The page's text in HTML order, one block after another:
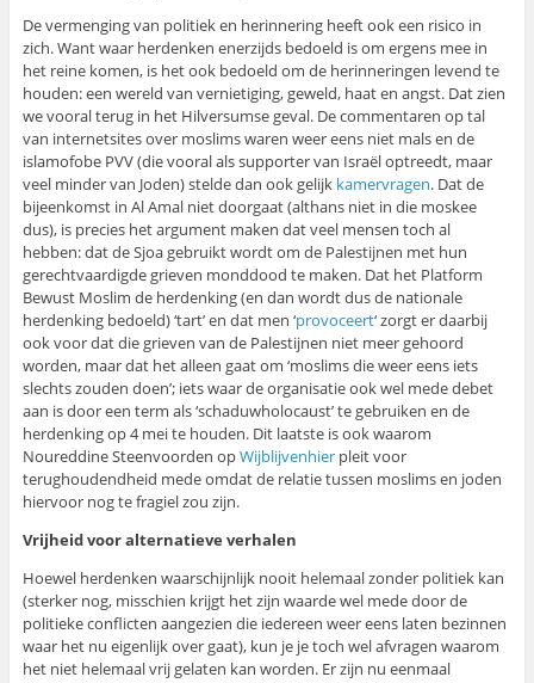
De vermenging van politiek en herinnering heeft ook een risico in
zich. Want waar herdenken enerzijds bedoeld is om ergens mee in
het reine komen, is het ook bedoeld om de herinneringen levend te
houden: een wereld van vernietiging, geweld, haat en angst. Dat zien
we vooral terug in het Hilversumse geval. De commentaren op tal
van internetsites over moslims waren weer eens niet mals en de
islamofobe PVV (die vooral als supporter van Israël optreedt, maar
veel minder van Joden) stelde dan ook gelijk kamervragen. Dat de
bijeenkomst in Al Amal niet doorgaat (althans niet in die moskee
dus), is precies het argument maken dat veel mensen toch al
hebben: dat de Sjoa gebruikt wordt om de Palestijnen met hun
gerechtvaardigde grieven monddood te maken. Dat het Platform
Bewust Moslim de herdenking (en dan wordt dus de nationale
herdenking bedoeld) ‘tart’ en dat men ‘provoceert‘ zorgt er daarbij
ook voor dat die grieven van de Palestijnen niet meer gehoord
worden, maar dat het alleen gaat om ‘moslims die weer eens iets
slechts zouden doen’; iets waar de organisatie ook wel mede debet
aan is door een term als ‘schaduwholocaust’ te gebruiken en de
herdenking op 4 mei te houden. Dit laatste is ook waarom
Noureddine Steenvoorden opWijblijvenhierpleit voor
terughoudendheid mede omdat de relatie tussen moslims en joden
hiervoor nog te fragiel zou zijn.
Vrijheid voor alternatieve verhalen
Hoewel herdenken waarschijnlijk nooit helemaal zonder politiek kan
(sterker nog, misschien krijgt het zijn waarde wel mede door de
politieke conflicten aangezien die iedereen weer eens laten bezinnen
waar het nu eigenlijk over gaat), kun je je toch wel afvragen waarom
het niet helemaal vrij gelaten kan worden. Er zijn nu eenmaal